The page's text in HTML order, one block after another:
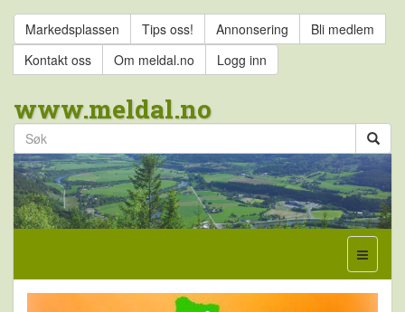
Markedsplassen Tips oss! Annonsering
Bli medlem
Kontakt oss
Om meldal.no Logg inn
www.meldal.no